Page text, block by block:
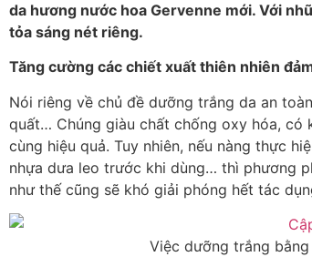
da hương nước hoa Gervenne mới. Với
tỏa sáng nét riêng.
Tăng cường các chiết xuất thiên nhiên
Nói riêng về chủ đề dưỡng trắng da an
quất… Chúng giàu chất chống oxy hóa, có
cùng hiệu quả. Tuy nhiên, nếu nàng thực
nhựa dưa leo trước khi dùng… thì phương
như thế cũng sẽ khó giải phóng hết tác
Việc dưỡng trắng